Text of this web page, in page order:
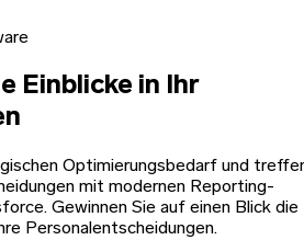
Einblicke in Ihr
Optimierungsbedarf und
mit modernen Reporting-
Gewinnen Sie auf einen Blick die
Personalentscheidungen.